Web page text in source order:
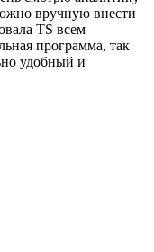
вручную внести
TS всем
программа, так
удобный и